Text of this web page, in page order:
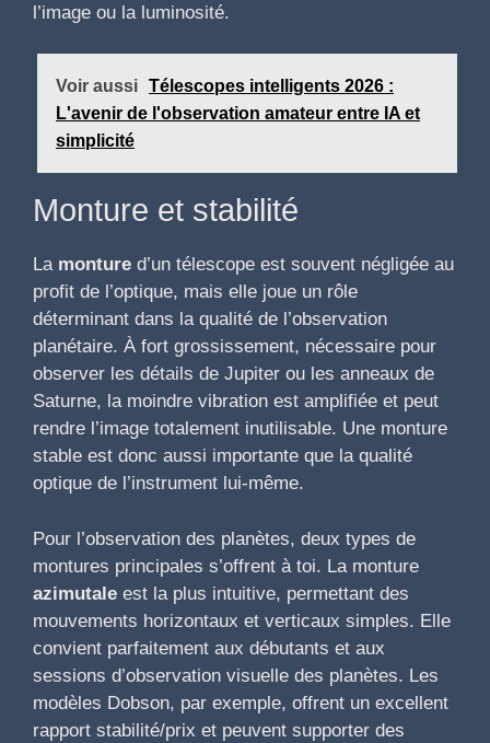
l’image ou la luminosité.
Voir aussi Télescopes intelligents 2026 :
L'avenir de l'observation amateur entre IA et
simplicité
Monture et stabilité
La monture d’un télescope est souvent négligée au
profit de l’optique, mais elle joue un rôle
déterminant dans la qualité de l’observation
planétaire. À fort grossissement, nécessaire pour
observer les détails de Jupiter ou les anneaux de
Saturne, la moindre vibration est amplifiée et peut
rendre l’image totalement inutilisable. Une monture
stable est donc aussi importante que la qualité
optique de l’instrument lui-même.
Pour l’observation des planètes, deux types de
montures principales s’offrent à toi. La monture
azimutale est la plus intuitive, permettant des
mouvements horizontaux et verticaux simples. Elle
convient parfaitement aux débutants et aux
sessions d’observation visuelle des planètes. Les
modèles Dobson, par exemple, offrent un excellent
rapport stabilité/prix et peuvent supporter des